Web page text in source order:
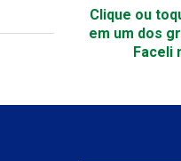
Clique ou
em um dos
Faceli